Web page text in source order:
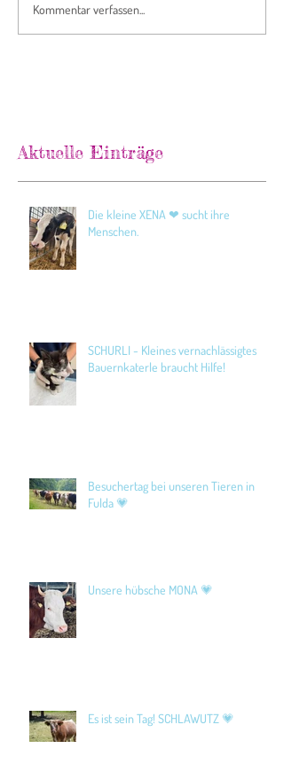
Kommentar verfassen...
Aktuelle Einträge
Die kleine XENA ❤ sucht ihre
Menschen.
SCHURLI - Kleines vernachlässigtes
Bauernkaterle braucht Hilfe!
Besuchertag bei unseren Tieren in
Fulda 💗
Unsere hübsche MONA 💗
Es ist sein Tag! SCHLAWUTZ 💗